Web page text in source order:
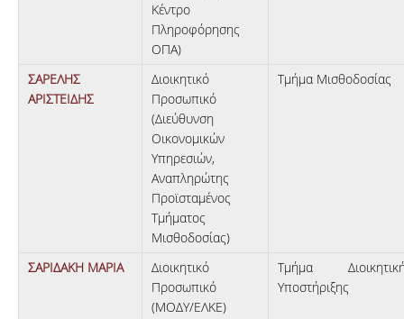
Κέντρο
Πληροφόρησης
ΟΠΑ)
ΣΑΡΕΛΗΣ
ΑΡΙΣΤΕΙΔΗΣ
Διοικητικό
Προσωπικό
(Διεύθυνση
Οικονομικών
Υπηρεσιών,
Αναπληρώτης
Προϊσταμένος
Τμήματος
Μισθοδοσίας)
Τμήμα Μισθοδοσίας
ΣΑΡΙΔΑΚΗ ΜΑΡΙΑ
Διοικητικό
Προσωπικό
(ΜΟΔΥ/ΕΛΚΕ)
Τμήμα
Υποστήριξης